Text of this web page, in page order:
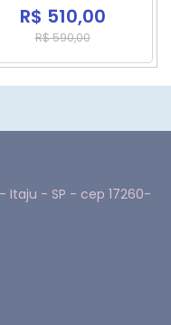
R$ 510,00
R$ 590,00
Itaju - SP - cep 17260-